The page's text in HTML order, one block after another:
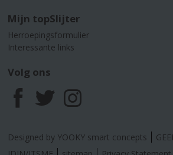
Mijn topSlijter
Herroepingsformulier
Interessante links
Volg ons
F
a
T
w
I
n
Designed by YOOKY smart concepts